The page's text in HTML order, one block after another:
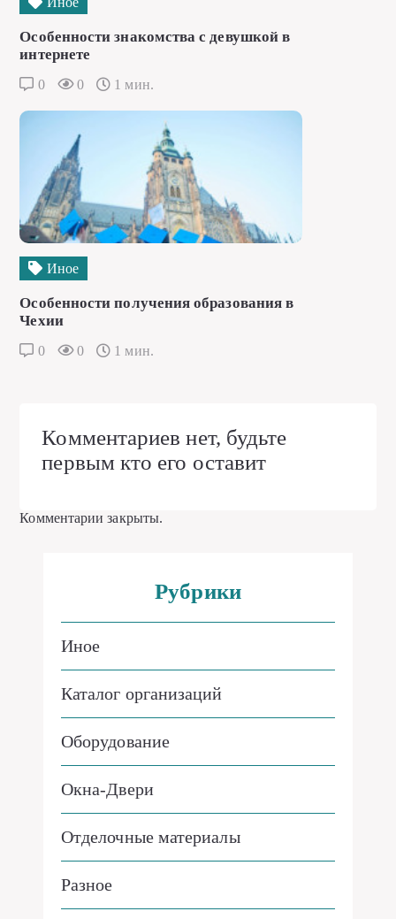
Особенности знакомства с девушкой в
интернете
0 0 1 мин.
Иное
Особенности получения образования в
Чехии
0 0 1 мин.
Комментариев нет, будьте
первым кто его оставит
Комментарии закрыты.
Рубрики
Иное
Каталог организаций
Оборудование
Окна-Двери
Отделочные материалы
Разное